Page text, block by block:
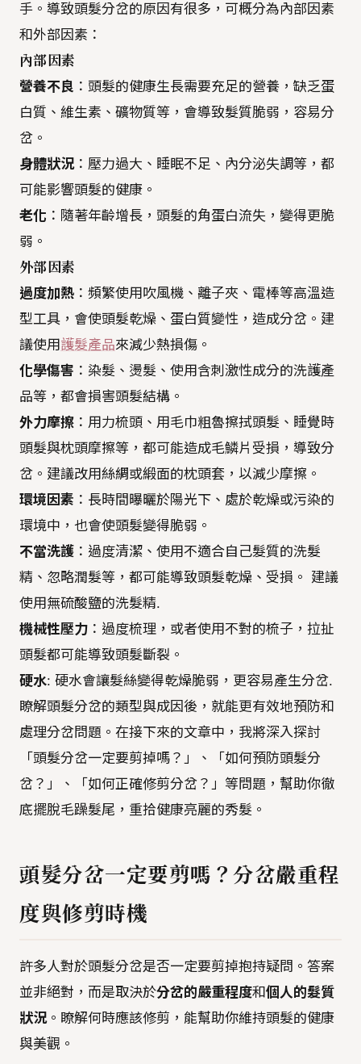
手。導致頭髮分岔的原因有很多，可概分為內部因素
和外部因素：
內部因素
營養不良 ：頭髮的健康生長需要充足的營養，缺乏蛋
白質、維生素、礦物質等，會導致髮質脆弱，容易分
岔。
身體狀況：壓力過大、睡眠不足、內分泌失調等，都
可能影響頭髮的健康。
老化 ：隨著年齡增長，頭髮的角蛋白流失，變得更脆
弱。
外部因素
過度加熱 ：頻繁使用吹風機、離子夾、電棒等高溫造
型工具，會使頭髮乾燥、蛋白質變性，造成分岔。建
議使用 護髮產品來減少熱損傷。
化學傷害 ：染髮、燙髮、使用含刺激性成分的洗護產
品等，都會損害頭髮結構。
外力摩擦 ：用力梳頭、用毛巾粗魯擦拭頭髮、睡覺時
頭髮與枕頭摩擦等，都可能造成毛鱗片受損，導致分
岔。建議改用絲綢或緞面的枕頭套，以減少摩擦。
環境因素 ：長時間曝曬於陽光下、處於乾燥或污染的
環境中，也會使頭髮變得脆弱。
不當洗護 ：過度清潔、使用不適合自己髮質的洗髮
精、忽略潤髮等，都可能導致頭髮乾燥、受損。 建議
使用無硫酸鹽的洗髮精.
機械性壓力 ：過度梳理，或者使用不對的梳子，拉扯
頭髮都可能導致頭髮斷裂。
硬水: 硬水會讓髮絲變得乾燥脆弱，更容易產生分岔.
瞭解頭髮分岔的類型與成因後，就能更有效地預防和
處理分岔問題。在接下來的文章中，我將深入探討
「頭髮分岔一定要剪掉嗎？」、「如何預防頭髮分
岔？」、「如何正確修剪分岔？」等問題，幫助你徹
底擺脫毛躁髮尾，重拾健康亮麗的秀髮。
頭髮分岔一定要剪嗎？分岔嚴重程
度與修剪時機
許多人對於頭髮分岔是否一定要剪掉抱持疑問。答案
並非絕對，而是取決於分岔的嚴重程度和個人的髮質
狀況。瞭解何時應該修剪，能幫助你維持頭髮的健康
與美觀。